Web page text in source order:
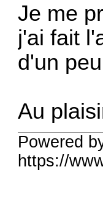
Je me
j'ai fait
d'un
Au
Powered
https://